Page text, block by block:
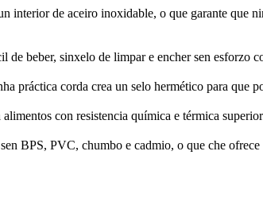
interior de aceiro inoxidable, o que garante que
de beber, sinxelo de limpar e encher sen esforzo
práctica corda crea un selo hermético para que
con resistencia química e térmica
BPS, PVC, chumbo e cadmio, o que che